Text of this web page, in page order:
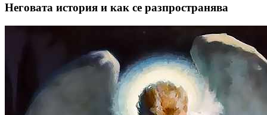
Неговата история и как се разпространява